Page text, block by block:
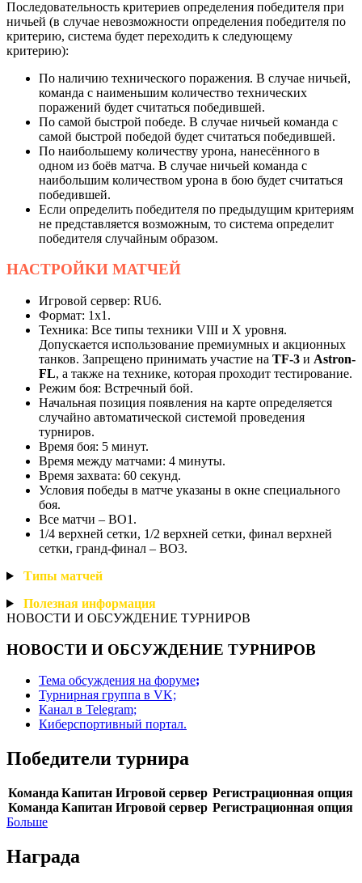
Последовательность критериев определения победителя при
ничьей (в случае невозможности определения победителя по
критерию, система будет переходить к следующему
критерию):
По наличию технического поражения. В случае ничьей,
команда с наименьшим количество технических
поражений будет считаться победившей.
По самой быстрой победе. В случае ничьей команда с
самой быстрой победой будет считаться победившей.
По наибольшему количеству урона, нанесённого в
одном из боёв матча. В случае ничьей команда с
наибольшим количеством урона в бою будет считаться
победившей.
Если определить победителя по предыдущим критериям
не представляется возможным, то система определит
победителя случайным образом.
НАСТРОЙКИ МАТЧЕЙ
Игровой сервер: RU6.
Формат: 1х1.
Техника: Все типы техники VIII и X уровня.
Допускается использование премиумных и акционных
танков. Запрещено принимать участие на TF-3 и Astron-
FL, а также на технике, которая проходит тестирование.
Режим боя: Встречный бой.
Начальная позиция появления на карте определяется
случайно автоматической системой проведения
турниров.
Время боя: 5 минут.
Время между матчами: 4 минуты.
Время захвата: 60 секунд.
Условия победы в матче указаны в окне специального
боя.
Все матчи – BO1.
1/4 верхней сетки, 1/2 верхней сетки, финал верхней
сетки, гранд-финал – BO3.
Типы матчей
Полезная информация
НОВОСТИ И ОБСУЖДЕНИЕ ТУРНИРОВ
НОВОСТИ И ОБСУЖДЕНИЕ ТУРНИРОВ
Тема обсуждения на форуме;
Турнирная группа в VK;
Канал в Telegram;
Киберспортивный портал.
Победители турнира
Команда
Команда
Капитан
Капитан
Игровой сервер
Игровой сервер
Регистрационная опция
Регистрационная опция
Больше
Награда